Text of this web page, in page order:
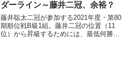
ダーライン～藤井二冠、余裕？
藤井聡太二冠が参加する2021年度・第80
期順位戦B級1組。藤井二冠の位置（11
位）から昇級するためには、最低何勝何